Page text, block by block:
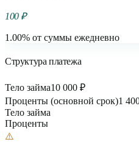
100 ₽
1.00% от суммы ежедневно
Структура платежа
Тело займа10 000 ₽
Проценты (основной срок)1
Тело займа
Проценты
⚠️